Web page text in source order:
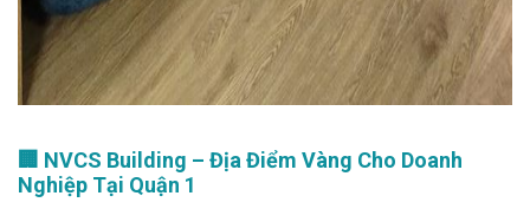
🏢 NVCS Building – Địa Điểm Vàng Cho Doanh
Nghiệp Tại Quận 1